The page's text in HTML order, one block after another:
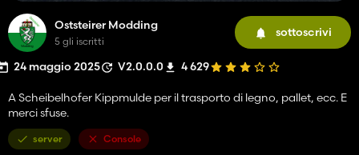
Oststeirer Modding
5 gli iscritti
sottoscrivi
24 maggio 2025 V2.0.0.0 4 629
A Scheibelhofer Kippmulde per il trasporto di legno, pallet, ecc. E
merci sfuse.
server Console